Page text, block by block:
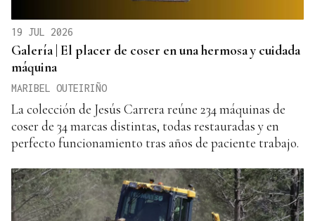
19 JUL 2026
Galería | El placer de coser en una hermosa y cuidada
máquina
MARIBEL OUTEIRIÑO
La colección de Jesús Carrera reúne 234 máquinas de
coser de 34 marcas distintas, todas restauradas y en
perfecto funcionamiento tras años de paciente trabajo.